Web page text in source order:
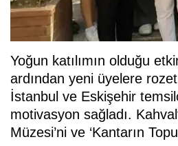
Yoğun katılımın olduğu
ardından yeni üyelere
İstanbul ve Eskişehir
motivasyon sağladı.
Müzesi’ni ve ‘Kantarın